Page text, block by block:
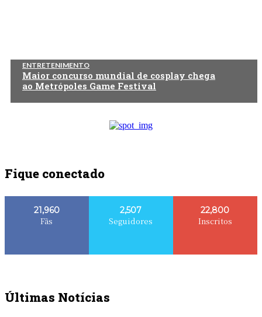
ENTRETENIMENTO
Maior concurso mundial de cosplay chega
ao Metrópoles Game Festival
Fique conectado
21,960
Fãs
2,507
Seguidores
22,800
Inscritos
Últimas Notícias